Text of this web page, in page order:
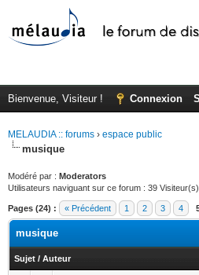
Bienvenue, Visiteur ! Connexion
MELAUDIA :: forums › espace public
musique
Modéré par : Moderators
Utilisateurs naviguant sur ce forum : 39 Visiteur(s)
Pages (24) : « Précédent 1 2 3 4
musique
Sujet / Auteur